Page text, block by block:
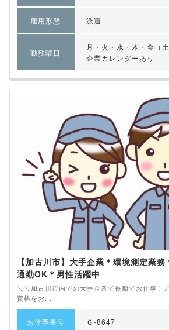
雇用形態 派遣
勤務曜日
月・火・水・木・金（
企業カレンダーあり
【加古川市】大手企業＊環境測定業
通勤OK＊男性活躍中
＼＼加古川市内での大手企業で長期でお仕事
資格をお...
お仕事番号 Ｇ-8647